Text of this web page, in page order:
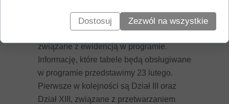
informacje, jak z programu wyczytać dane
do pozostałych działów, które są
związane z ewidencją w programie.
Informację, które tabele będą obsługiwane
w programie przedstawimy 23 lutego.
Pierwsze w kolejności są Dział III oraz
Dział XIII, związane z przetwarzaniem
Dostosuj Zezwól na wszystkie